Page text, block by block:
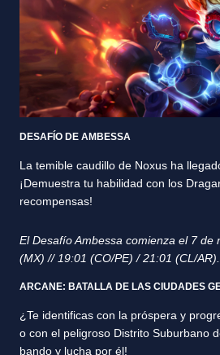
DESAFÍO DE AMBESSA
La temible caudillo de Noxus ha
¡Demuestra tu habilidad con los
recompensas!
El Desafío Ambessa comienza el 7 de
(MX) // 19:01 (CO/PE) / 21:01 (CL/AR).
ARCANE: BATALLA DE LAS CIUDADES
¿Te identificas con la próspera y
o con el peligroso Distrito Suburbano
bando y lucha por él!